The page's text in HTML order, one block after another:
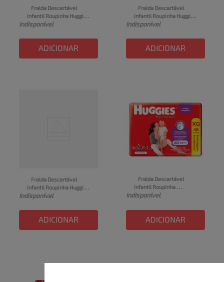
Fralda Descartável
Infantil Roupinha Huggies
Supreme Care Tamanho
Indisponível
ADICIONAR
Fralda Descartável
Infantil Roupinha Huggies
Supreme Care Tamanho
Indisponível
ADICIONAR
Fralda Descartável
Infantil Roupinha Huggies
Supreme Care Tamanho G
Indisponível
ADICIONAR
Fralda Descartável
Infantil Roupinha
Supreme Care XG
Indisponível
ADICIONAR